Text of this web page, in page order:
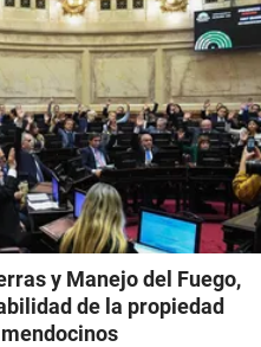
y Manejo del Fuego,
de la propiedad